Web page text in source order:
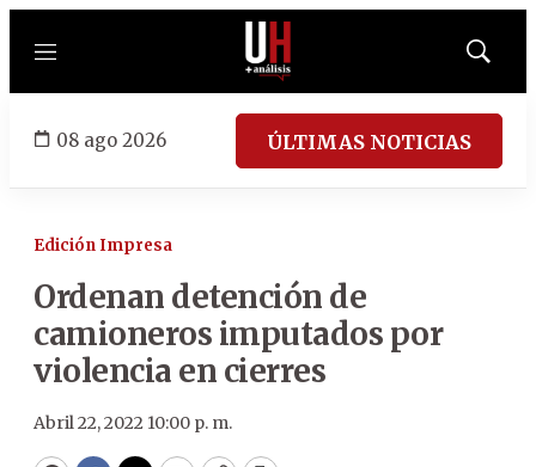
Menú
Mostrar
08 ago 2026 ÚLTIMAS NOTICIAS
Edición Impresa
Ordenan detención de
camioneros imputados por
violencia en cierres
Abril 22, 2022 10:00 p. m.